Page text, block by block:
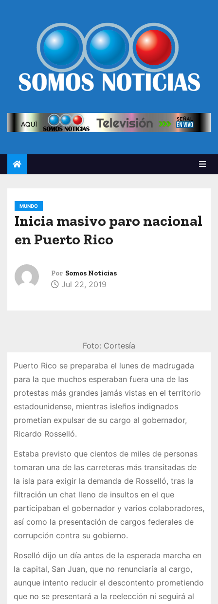
MUNDO
Inicia masivo paro nacional
en Puerto Rico
Por Somos Noticias
Jul 22, 2019
Foto: Cortesía
Puerto Rico se preparaba el lunes de madrugada
para la que muchos esperaban fuera una de las
protestas más grandes jamás vistas en el territorio
estadounidense, mientras isleños indignados
prometían expulsar de su cargo al gobernador,
Ricardo Rosselló.
Estaba previsto que cientos de miles de personas
tomaran una de las carreteras más transitadas de
la isla para exigir la demanda de Rosselló, tras la
filtración un chat lleno de insultos en el que
participaban el gobernador y varios colaboradores,
así como la presentación de cargos federales de
corrupción contra su gobierno.
Roselló dijo un día antes de la esperada marcha en
la capital, San Juan, que no renunciaría al cargo,
aunque intento reducir el descontento prometiendo
que no se presentará a la reelección ni seguirá al